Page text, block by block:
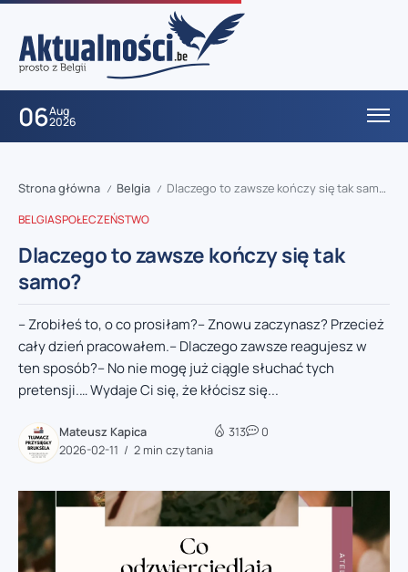
06Aug
2026
Strona główna / Belgia / Dlaczego to zawsze kończy się tak samo?
BELGIASPOŁECZEŃSTWO
Dlaczego to zawsze kończy się tak
samo?
– Zrobiłeś to, o co prosiłam?– Znowu zaczynasz? Przecież
cały dzień pracowałem.– Dlaczego zawsze reagujesz w
ten sposób?– No nie mogę już ciągle słuchać tych
pretensji.… Wydaje Ci się, że kłócisz się...
Mateusz Kapica
2026-02-11
2 min czytania
313 0